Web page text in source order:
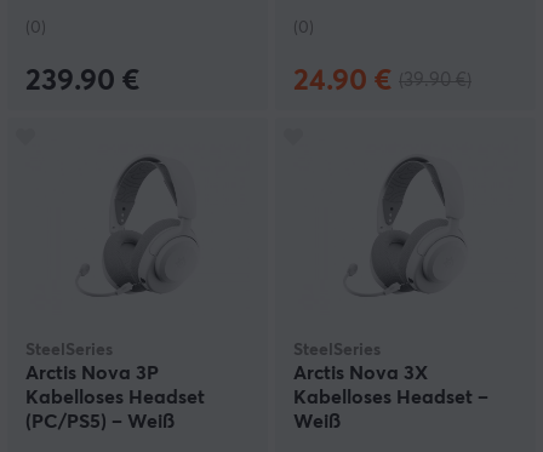
(0)
239.90 €
(0)
24.90 €
SteelSeries
Arctis Nova 3P
Kabelloses Headset
(PC/PS5) – Weiß
SteelSeries
Arctis Nova 3X
Kabelloses Headset –
Weiß